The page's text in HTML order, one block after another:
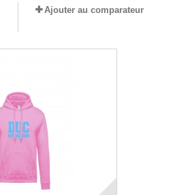
Ajouter au comparateur